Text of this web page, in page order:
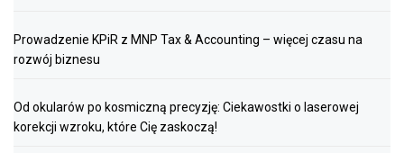
Prowadzenie KPiR z MNP Tax & Accounting – więcej czasu na
rozwój biznesu
Od okularów po kosmiczną precyzję: Ciekawostki o laserowej
korekcji wzroku, które Cię zaskoczą!